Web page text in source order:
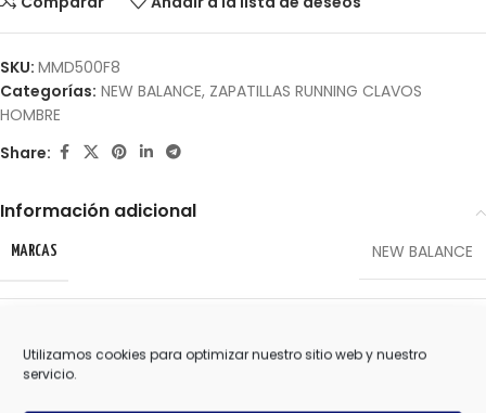
Utilizamos cookies para optimizar nuestro sitio web y nuestro
servicio.
SKU: MMD500F8
Categorías: NEW BALANCE, ZAPATILLAS RUNNING CLAVOS
HOMBRE
Share:
Información adicional
MARCAS NEW BALANCE
10 USA 7.5 USA 8 USA 8.5 USA 9 USA